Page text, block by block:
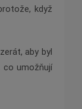
když
aby byl
co umožňují